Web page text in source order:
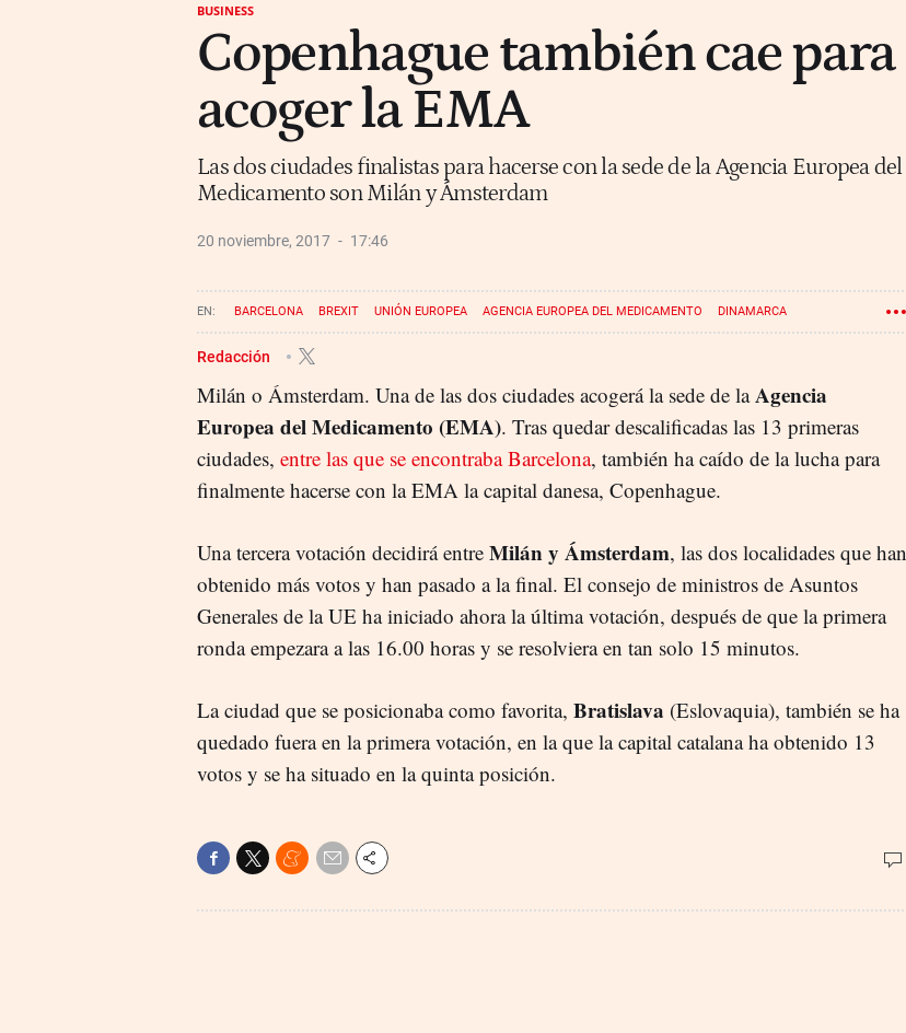
BUSINESS
Copenhague también cae para
acoger la EMA
Las dos ciudades finalistas para hacerse con la sede de la Agencia Europea del
Medicamento son Milán y Ámsterdam
20 noviembre, 2017 17:46
BARCELONA BREXIT UNIÓN EUROPEA AGENCIA EUROPEA DEL MEDICAMENTO DINAMARCA
Redacción
Milán o Ámsterdam. Una de las dos ciudades acogerá la sede de laAgencia
Europea del Medicamento (EMA). Tras quedar descalificadas las 13 primeras
ciudades, entre las que se encontraba Barcelona, también ha caído de la lucha para
finalmente hacerse con la EMA la capital danesa, Copenhague.
Una tercera votación decidirá entre Milán y Ámsterdam, las dos localidades que han
obtenido más votos y han pasado a la final. El consejo de ministros de Asuntos
Generales de la UE ha iniciado ahora la última votación, después de que la primera
ronda empezara a las 16.00 horas y se resolviera en tan solo 15 minutos.
La ciudad que se posicionaba como favorita, Bratislava (Eslovaquia), también se ha
quedado fuera en la primera votación, en la que la capital catalana ha obtenido 13
votos y se ha situado en la quinta posición.